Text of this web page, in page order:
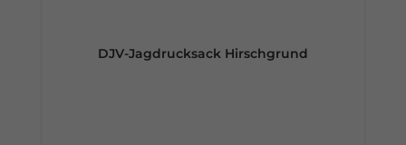
DJV-Jagdrucksack Hirschgrund